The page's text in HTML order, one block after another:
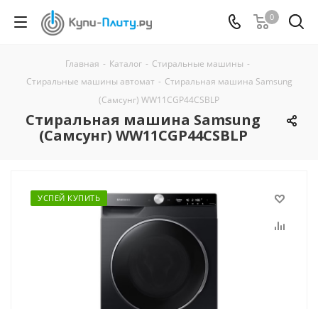
0
Главная - Каталог - Стиральные машины -
Стиральные машины автомат - Стиральная машина Samsung
(Самсунг) WW11CGP44CSBLP
Стиральная машина Samsung
(Самсунг) WW11CGP44CSBLP
УСПЕЙ КУПИТЬ